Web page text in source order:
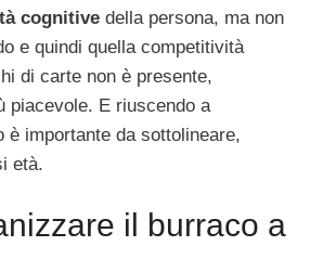
cognitive della persona, ma non
e quindi quella competitività
di carte non è presente,
piacevole. E riuscendo a
è importante da sottolineare,
età.
il burraco a